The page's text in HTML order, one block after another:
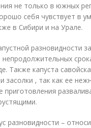
не только в южных
себя чувствует в
в Сибири и на Урале.
разновидности
Также капуста
засолки , так как ее
приготовления
разновидности –